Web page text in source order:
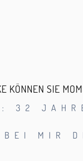
KÖNNEN SIE
JAHRE
MIR